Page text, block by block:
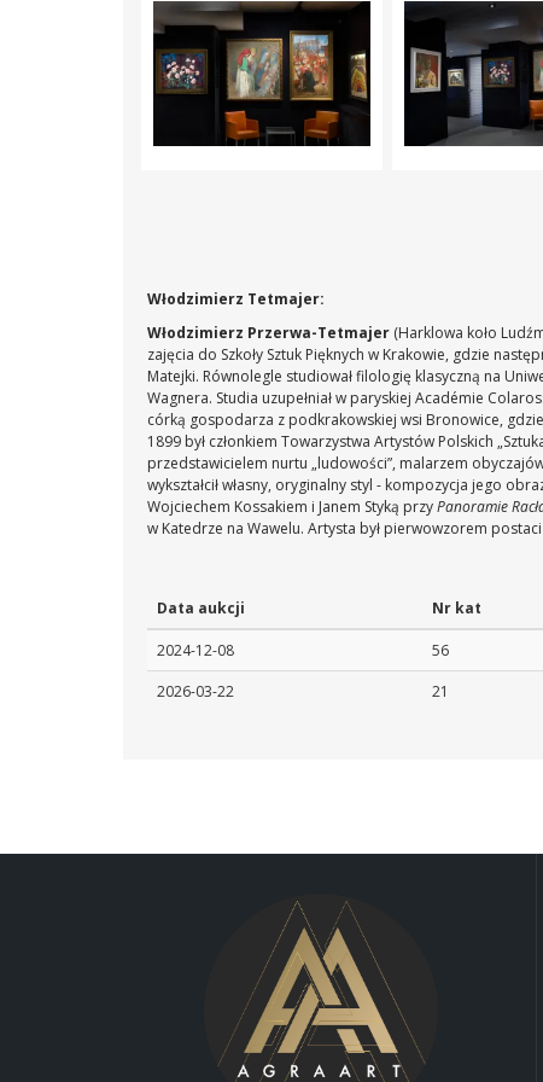
Włodzimierz Tetmajer:
Włodzimierz Przerwa-Tetmajer (Harklowa koło
zajęcia do Szkoły Sztuk Pięknych w Krakowie, gdzie
Matejki. Równolegle studiował filologię klasyczną na
Wagnera. Studia uzupełniał w paryskiej Académie
córką gospodarza z podkrakowskiej wsi Bronowice, gdzie
1899 był członkiem Towarzystwa Artystów Polskich
przedstawicielem nurtu „ludowości”, malarzem
wykształcił własny, oryginalny styl - kompozycja jego
Wojciechem Kossakiem i Janem Styką przyPanoramie
w Katedrze na Wawelu. Artysta był pierwowzorem
Data aukcji Nr kat
2024-12-08 56
2026-03-22
21